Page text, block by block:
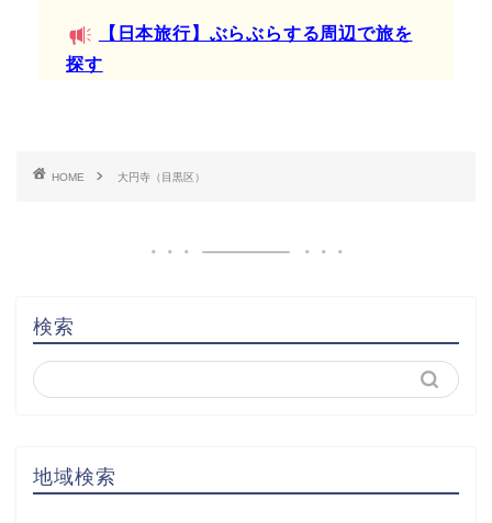
【日本旅行】ぶらぶらする周辺で旅を
探す
HOME 大円寺（目黒区）
検索
地域検索